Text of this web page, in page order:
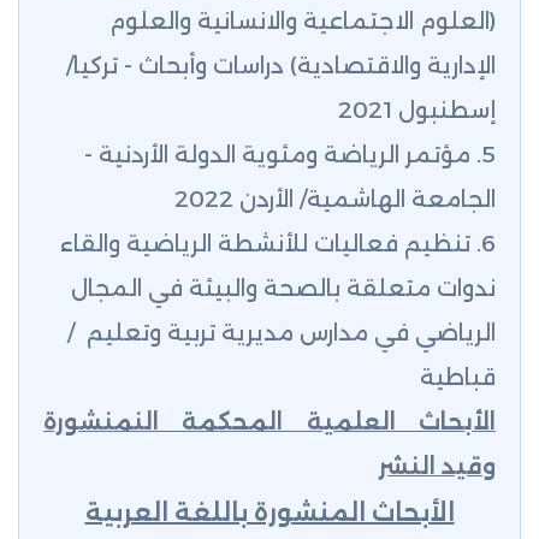
(العلوم الاجتماعية والانسانية والعلوم
الإدارية والاقتصادية) دراسات وأبحاث - تركيا/
إسطنبول 2021
5. مؤتمر الرياضة ومئوية الدولة الأردنية -
الجامعة الهاشمية/ الأردن 2022
6. تنظيم فعاليات للأنشطة الرياضية والقاء
ندوات متعلقة بالصحة والبيئة في المجال
الرياضي في مدارس مديرية تربية وتعليم /
قباطية
الأبحاث العلمية المحكمة النمنشورة
وقيد النشر
الأبحاث المنشورة باللغة العربية